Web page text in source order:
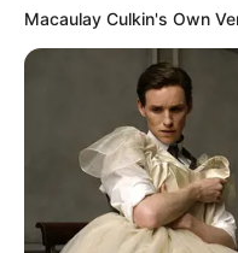
Macaulay Culkin's Own